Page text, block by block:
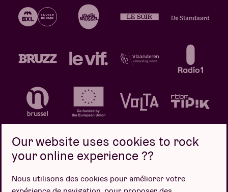
Politique de confidentialité
Politique de cookies
Our website uses cookies to rock
your online experience ??
Nous utilisons des cookies pour améliorer votre